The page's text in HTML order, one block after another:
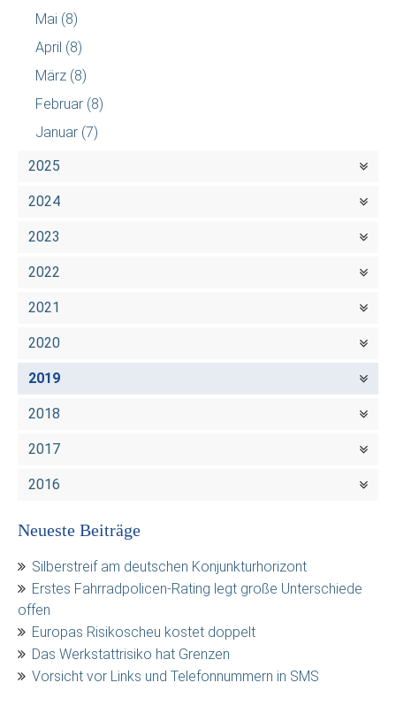
Mai (8)
April (8)
März (8)
Februar (8)
Januar (7)
2025
2024
2023
2022
2021
2020
2019
2018
2017
2016
Neueste Beiträge
Silberstreif am deutschen Konjunkturhorizont
Erstes Fahrradpolicen-Rating legt große Unterschiede
offen
Europas Risikoscheu kostet doppelt
Das Werkstattrisiko hat Grenzen
Vorsicht vor Links und Telefonnummern in SMS